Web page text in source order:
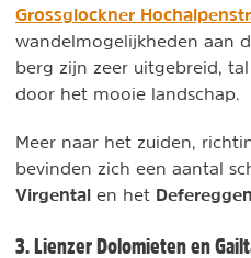
Grossglockner
wandelmogelijkheden aan
berg zijn zeer uitgebreid,
door het mooie landschap.
Meer naar het zuiden,
bevinden zich een aantal
Virgental en het
3. Lienzer Dolomieten en